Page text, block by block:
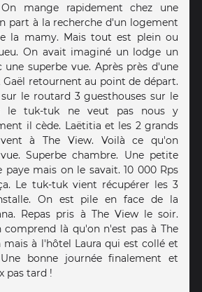
mange rapidement chez une
part à la recherche d'un logement
la mamy. Mais tout est plein ou
On avait imaginé un lodge un
une superbe vue. Après près d'une
Gaël retournent au point de départ.
le routard 3 guesthouses sur le
le tuk-tuk ne veut pas nous y
il cède. Laëtitia et les 2 grands
à The View. Voilà ce qu'on
Superbe chambre. Une petite
paye mais on le savait. 10 000 Rps
Le tuk-tuk vient récupérer les 3
On est pile en face de la
Repas pris à The View le soir.
comprend là qu'on n'est pas à The
à l'hôtel Laura qui est collé et
bonne journée finalement et
pas tard !